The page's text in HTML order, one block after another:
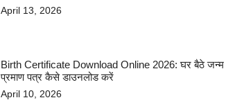
April 13, 2026
Birth Certificate Download Online 2026: घर बैठे जन्म
प्रमाण पत्र कैसे डाउनलोड करें
April 10, 2026